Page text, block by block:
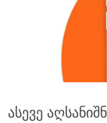
ასევე